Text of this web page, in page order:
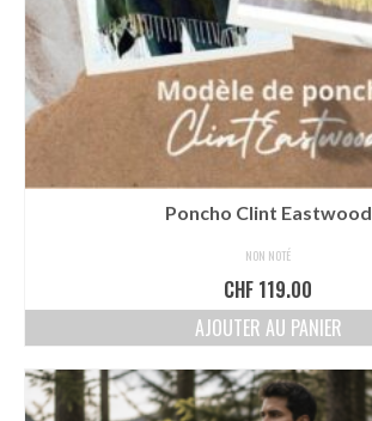
Poncho Clint Eastwood
NON NOTÉ
CHF 119.00
AJOUTER AU PANIER